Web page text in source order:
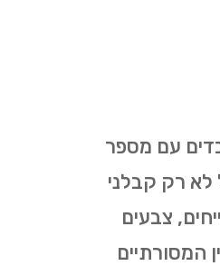
עם מספר
לא רק קבלני
צבעים
המסורתיים